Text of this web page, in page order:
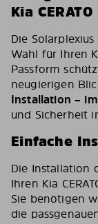
Kia CERATO
Die
Wahl für Ihren
Passform
neugierigen
Installation –
und Sicherheit
Einfache
Die Installation
Ihren Kia
Sie benötigen
die